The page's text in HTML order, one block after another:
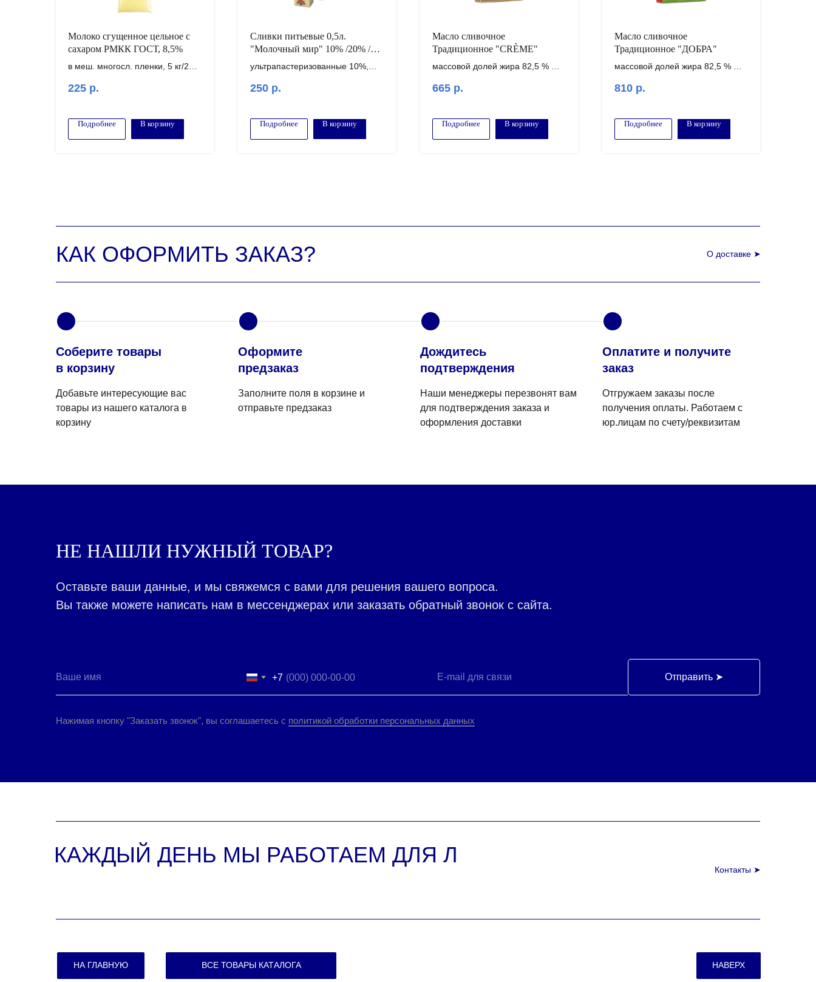
Молоко сгущенное цельное с
сахаром РМКК ГОСТ, 8,5%
в меш. многосл. пленки, 5 кг/20
от 100.000 рублей!
225 р.
Подробнее В корзину
Сливки питьевые 0,5л.
"Молочный мир" 10% /20% /
ультрапастеризованные 10%,
от 100.000 рублей!
250 р.
Подробнее В корзину
Масло сливочное
Традиционное "CRÈME"
массовой долей жира 82,5 %
от 100.000 рублей!
665 р.
Подробнее В корзину
Масло сливочное
Традиционное "ДОБРА"
массовой долей жира 82,5 %
от 100.000 рублей!
810 р.
Подробнее В корзину
КАК ОФОРМИТЬ ЗАКАЗ? О доставке ➤
Соберите товары
в корзину
Добавьте интересующие вас
товары из нашего каталога в
корзину
Оформите
предзаказ
Заполните поля в корзине и
отправьте предзаказ
Дождитесь
подтверждения
Наши менеджеры перезвонят вам
для подтверждения заказа и
оформления доставки
Оплатите и получите
заказ
Отгружаем заказы после
получения оплаты. Работаем с
юр.лицам по счету/реквизитам
НЕ НАШЛИ НУЖНЫЙ ТОВАР?
Оставьте ваши данные, и мы свяжемся с вами для решения вашего вопроса.
Вы также можете написать нам в мессенджерах или заказать обратный звонок с сайта.
+7 Отправить ➤
Нажимая кнопку "Заказать звонок", вы соглашаетесь с политикой обработки персональных данных
КАЖДЫЙ ДЕНЬ МЫ РАБОТАЕМ ДЛЯ ЛЮДЕЙ,
Контакты ➤
НА ГЛАВНУЮ ВСЕ ТОВАРЫ КАТАЛОГА НАВЕРХ